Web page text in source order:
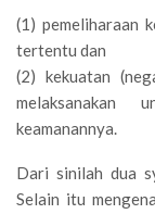
(1) pemeliharaan
tertentu dan
(2) kekuatan
melaksanakan
keamanannya.
Dari sinilah dua
Selain itu